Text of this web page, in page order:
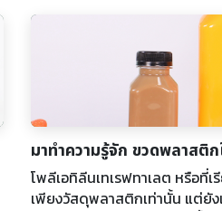
มาทำความรู้จัก ขวดพลาสติ
โพลีเอทิลีนเทเรฟทาเลต หรือที่เ
เพียงวัสดุพลาสติกเท่านั้น แต่ยั